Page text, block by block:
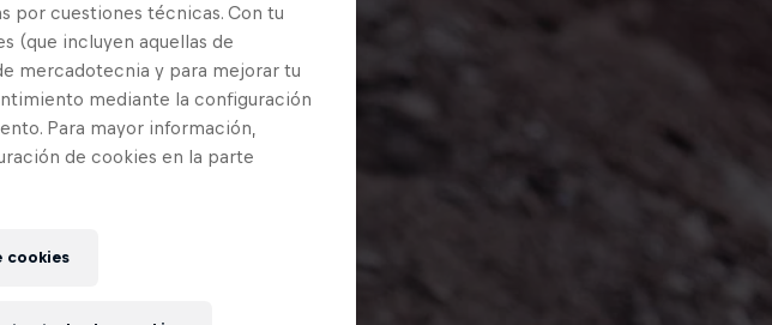
por cuestiones técnicas. Con tu
(que incluyen aquellas de
mercadotecnia y para mejorar tu
mediante la configuración
Para mayor información,
de cookies en la parte
cookies